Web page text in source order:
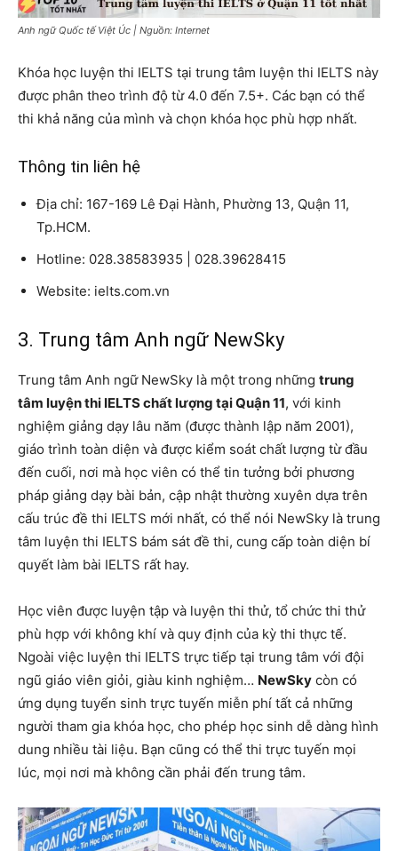
Anh ngữ Quốc tế Việt Úc | Nguồn: Internet
Khóa học luyện thi IELTS tại trung tâm luyện thi IELTS này
được phân theo trình độ từ 4.0 đến 7.5+. Các bạn có thể
thi khả năng của mình và chọn khóa học phù hợp nhất.
Thông tin liên hệ
Địa chỉ: 167-169 Lê Đại Hành, Phường 13, Quận 11,
Tp.HCM.
Hotline: 028.38583935 | 028.39628415
Website: ielts.com.vn
3. Trung tâm Anh ngữ NewSky
Trung tâm Anh ngữ NewSky là một trong những trung
tâm luyện thi IELTS chất lượng tại Quận 11, với kinh
nghiệm giảng dạy lâu năm (được thành lập năm 2001),
giáo trình toàn diện và được kiểm soát chất lượng từ đầu
đến cuối, nơi mà học viên có thể tin tưởng bởi phương
pháp giảng dạy bài bản, cập nhật thường xuyên dựa trên
cấu trúc đề thi IELTS mới nhất, có thể nói NewSky là trung
tâm luyện thi IELTS bám sát đề thi, cung cấp toàn diện bí
quyết làm bài IELTS rất hay.
Học viên được luyện tập và luyện thi thử, tổ chức thi thử
phù hợp với không khí và quy định của kỳ thi thực tế.
Ngoài việc luyện thi IELTS trực tiếp tại trung tâm với đội
ngũ giáo viên giỏi, giàu kinh nghiệm… NewSky còn có
ứng dụng tuyển sinh trực tuyến miễn phí tất cả những
người tham gia khóa học, cho phép học sinh dễ dàng hình
dung nhiều tài liệu. Bạn cũng có thể thi trực tuyến mọi
lúc, mọi nơi mà không cần phải đến trung tâm.